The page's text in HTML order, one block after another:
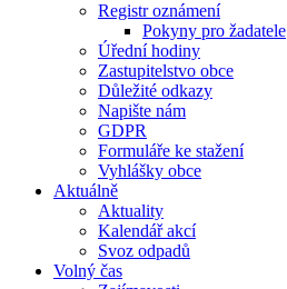
Registr oznámení
Pokyny pro žadatele
Úřední hodiny
Zastupitelstvo obce
Důležité odkazy
Napište nám
GDPR
Formuláře ke stažení
Vyhlášky obce
Aktuálně
Aktuality
Kalendář akcí
Svoz odpadů
Volný čas